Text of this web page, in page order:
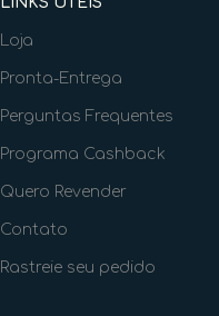
Loja
Pronta-Entrega
Perguntas Frequentes
Programa Cashback
Quero Revender
Contato
Rastreie seu pedido